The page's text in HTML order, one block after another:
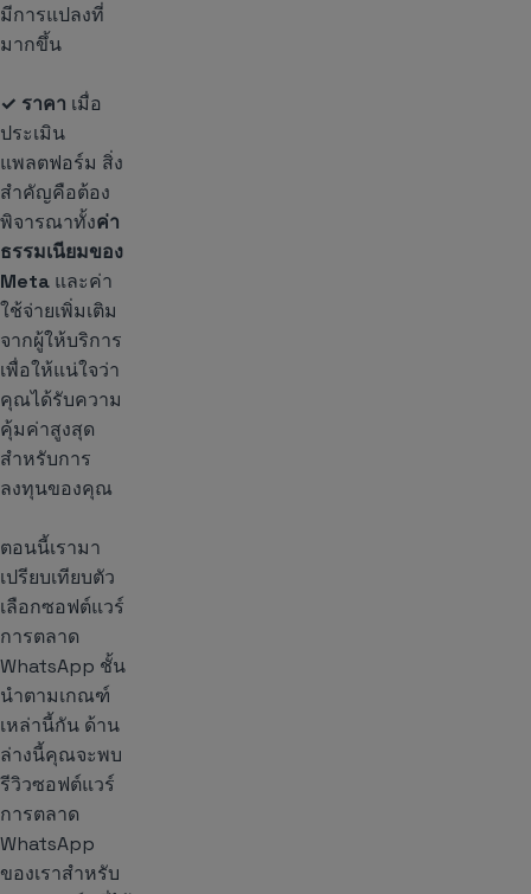
มีการแปลงที่
มากขึ้น
✓ ราคา เมื่อ
ประเมิน
แพลตฟอร์ม สิ่ง
สำคัญคือต้อง
พิจารณาทั้งค่า
ธรรมเนียมของ
Meta และค่า
ใช้จ่ายเพิ่มเติม
จากผู้ให้บริการ
เพื่อให้แน่ใจว่า
คุณได้รับความ
คุ้มค่าสูงสุด
สำหรับการ
ลงทุนของคุณ
ตอนนี้เรามา
เปรียบเทียบตัว
เลือกซอฟต์แวร์
การตลาด
WhatsApp ชั้น
นำตามเกณฑ์
เหล่านี้กัน ด้าน
ล่างนี้คุณจะพบ
รีวิวซอฟต์แวร์
การตลาด
WhatsApp
ของเราสำหรับ